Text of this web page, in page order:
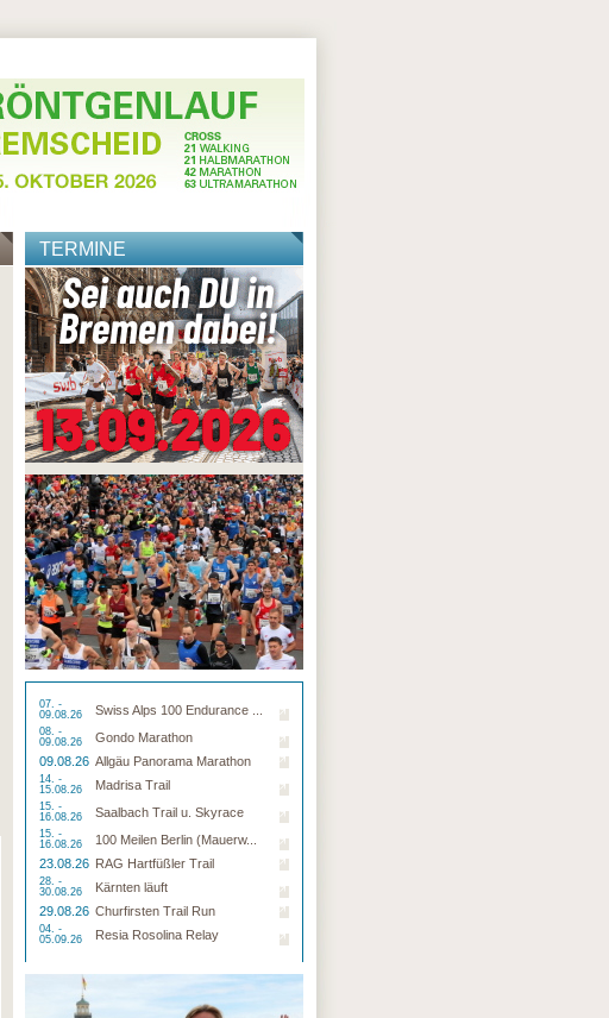
TERMINE
07. -
09.08.26
Swiss Alps 100 Endurance ...
08. -
09.08.26
Gondo Marathon
09.08.26 Allgäu Panorama Marathon
14. -
15.08.26
Madrisa Trail
15. -
16.08.26
Saalbach Trail u. Skyrace
15. -
16.08.26
100 Meilen Berlin (Mauerw...
23.08.26 RAG Hartfüßler Trail
28. -
30.08.26
Kärnten läuft
29.08.26 Churfirsten Trail Run
04. -
05.09.26
Resia Rosolina Relay